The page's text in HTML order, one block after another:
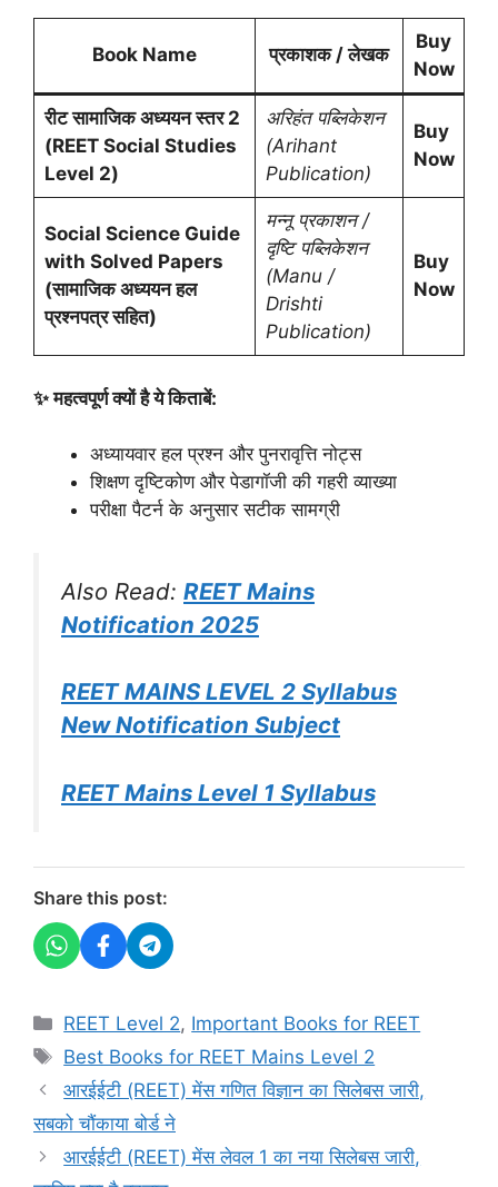
Book Name प्रकाशक / लेखक
Buy
Now
रीट सामाजिक अध्ययन स्तर 2
(REET Social Studies
Level 2)
अरिहंत पब्लिकेशन
(Arihant
Publication)
Buy
Now
Social Science Guide
with Solved Papers
(सामाजिक अध्ययन हल
प्रश्नपत्र सहित)
मन्नू प्रकाशन /
दृष्टि पब्लिकेशन
(Manu /
Drishti
Publication)
Buy
Now
✨ महत्वपूर्ण क्यों है ये किताबें:
अध्यायवार हल प्रश्न और पुनरावृत्ति नोट्स
शिक्षण दृष्टिकोण और पेडागॉजी की गहरी व्याख्या
परीक्षा पैटर्न के अनुसार सटीक सामग्री
Also Read: REET Mains
Notification 2025
REET MAINS LEVEL 2 Syllabus
New Notification Subject
REET Mains Level 1 Syllabus
Share this post:
Categories
REET Level 2, Important Books for REET
Tags
Best Books for REET Mains Level 2
आरईईटी (REET) मेंस गणित विज्ञान का सिलेबस जारी,
सबको चौंकाया बोर्ड ने
आरईईटी (REET) मेंस लेवल 1 का नया सिलेबस जारी,